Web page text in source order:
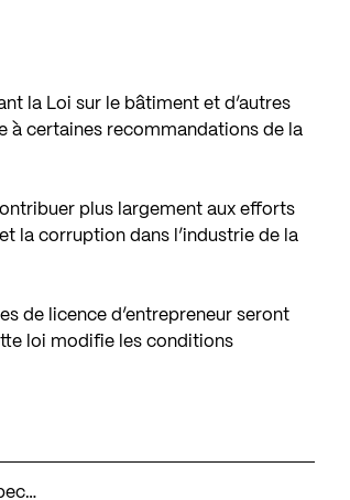
la Loi sur le bâtiment et d’autres
à certaines recommandations de la
plus largement aux efforts
la corruption dans l’industrie de la
de licence d’entrepreneur seront
loi modifie les conditions